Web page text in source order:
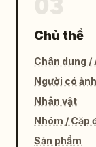
Chủ thể
Chân dung /
Người có
Nhân vật
Nhóm / Cặp
Sản phẩm